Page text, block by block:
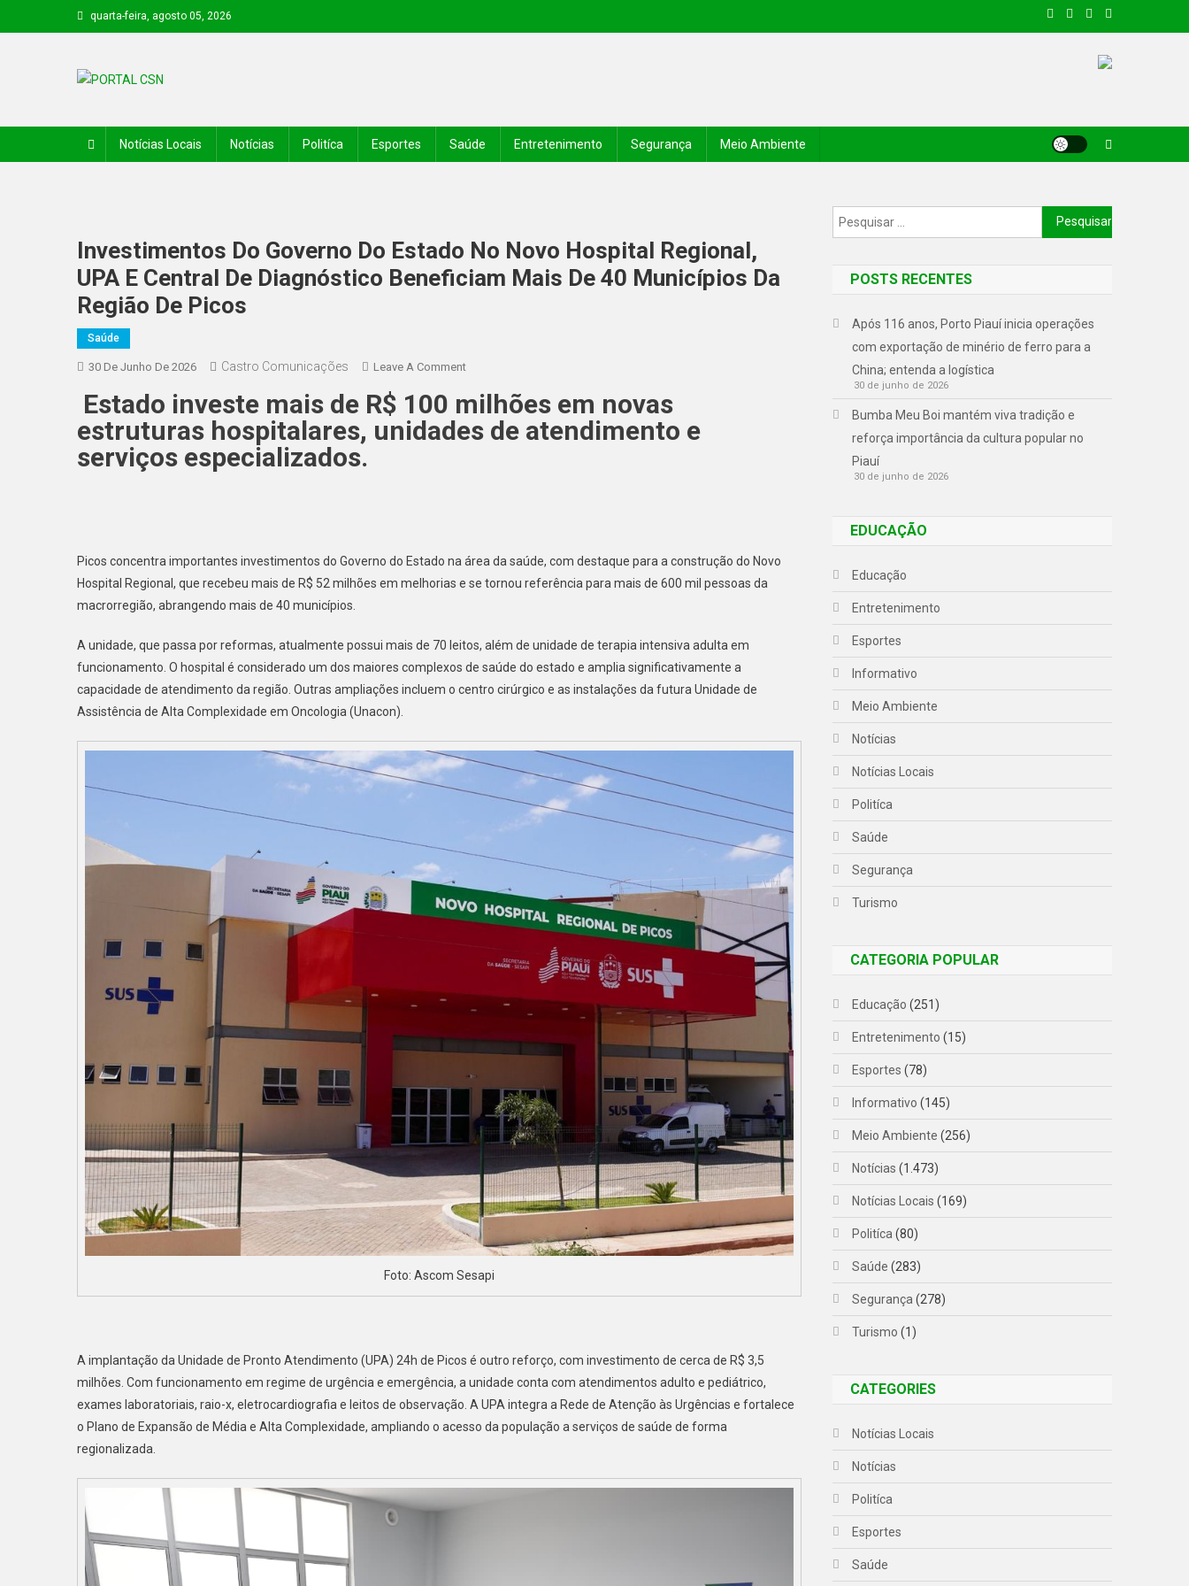
quarta-feira, agosto 05, 2026
Notícias Locais Notícias Politíca Esportes Saúde Entretenimento Segurança Meio Ambiente
Investimentos Do Governo Do Estado No Novo Hospital Regional,
UPA E Central De Diagnóstico Beneficiam Mais De 40 Municípios Da
Região De Picos
Saúde
30 De Junho De 2026 Castro Comunicações Leave A Comment
Estado investe mais de R$ 100 milhões em novas
estruturas hospitalares, unidades de atendimento e
serviços especializados.
Picos concentra importantes investimentos do Governo do Estado na área da saúde, com destaque para a construção do Novo
Hospital Regional, que recebeu mais de R$ 52 milhões em melhorias e se tornou referência para mais de 600 mil pessoas da
macrorregião, abrangendo mais de 40 municípios.
A unidade, que passa por reformas, atualmente possui mais de 70 leitos, além de unidade de terapia intensiva adulta em
funcionamento. O hospital é considerado um dos maiores complexos de saúde do estado e amplia significativamente a
capacidade de atendimento da região. Outras ampliações incluem o centro cirúrgico e as instalações da futura Unidade de
Assistência de Alta Complexidade em Oncologia (Unacon).
Foto: Ascom Sesapi
A implantação da Unidade de Pronto Atendimento (UPA) 24h de Picos é outro reforço, com investimento de cerca de R$ 3,5
milhões. Com funcionamento em regime de urgência e emergência, a unidade conta com atendimentos adulto e pediátrico,
exames laboratoriais, raio-x, eletrocardiografia e leitos de observação. A UPA integra a Rede de Atenção às Urgências e fortalece
o Plano de Expansão de Média e Alta Complexidade, ampliando o acesso da população a serviços de saúde de forma
regionalizada.
POSTS RECENTES
Após 116 anos, Porto Piauí inicia operações
com exportação de minério de ferro para a
China; entenda a logística
30 de junho de 2026
Bumba Meu Boi mantém viva tradição e
reforça importância da cultura popular no
Piauí
30 de junho de 2026
EDUCAÇÃO
Educação
Entretenimento
Esportes
Informativo
Meio Ambiente
Notícias
Notícias Locais
Politíca
Saúde
Segurança
Turismo
CATEGORIA POPULAR
Educação (251)
Entretenimento (15)
Esportes (78)
Informativo (145)
Meio Ambiente (256)
Notícias (1.473)
Notícias Locais (169)
Politíca (80)
Saúde (283)
Segurança (278)
Turismo (1)
CATEGORIES
Notícias Locais
Notícias
Politíca
Esportes
Saúde